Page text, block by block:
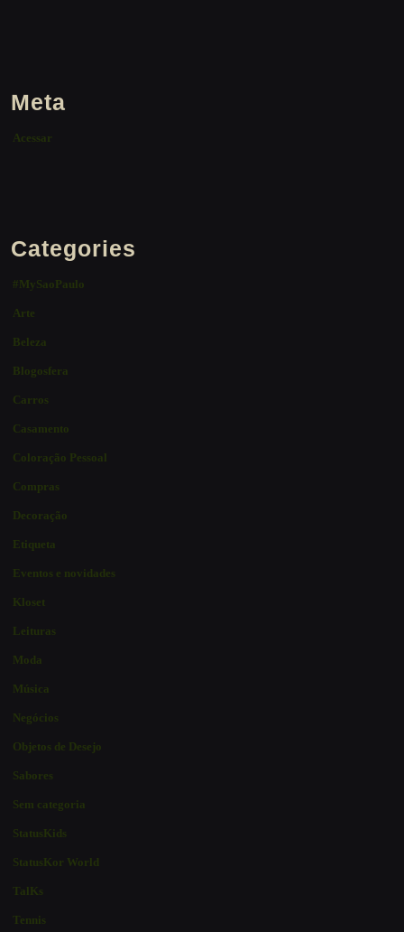
Meta
Acessar
Categories
#MySaoPaulo
Arte
Beleza
Blogosfera
Carros
Casamento
Coloração Pessoal
Compras
Decoração
Etiqueta
Eventos e novidades
Kloset
Leituras
Moda
Música
Negócios
Objetos de Desejo
Sabores
Sem categoria
StatusKids
StatusKor World
TalKs
Tennis